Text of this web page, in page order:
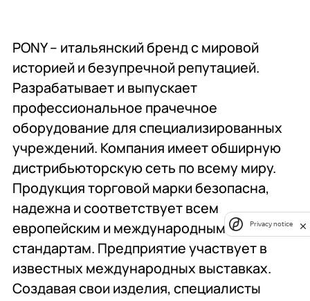
PONY – итальянский бренд с мировой
историей и безупречной репутацией.
Разрабатывает и выпускает
профессиональное прачечное
оборудование для специализированных
учреждений. Компания имеет обширную
дистрибьюторскую сеть по всему миру.
Продукция торговой марки безопасна,
надежна и соответствует всем
европейским и международным
стандартам. Предприятие участвует в
известных международных выставках.
Создавая свои изделия, специалисты
Privacy notice